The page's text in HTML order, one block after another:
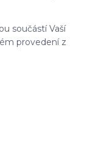
součástí Vaší
provedení z